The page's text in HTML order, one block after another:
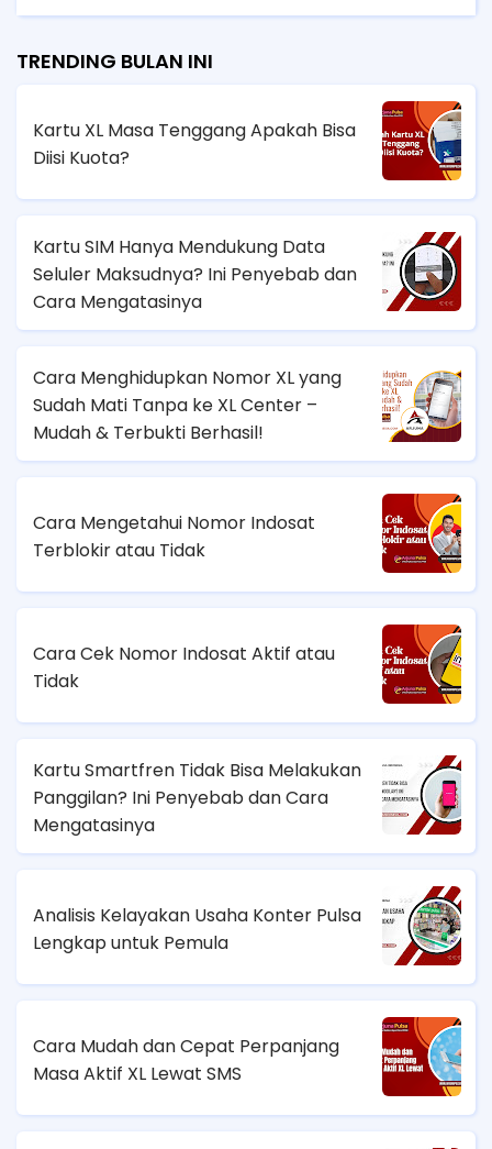
TRENDING BULAN INI
Kartu XL Masa Tenggang Apakah Bisa
Diisi Kuota?
Kartu SIM Hanya Mendukung Data
Seluler Maksudnya? Ini Penyebab dan
Cara Mengatasinya
Cara Menghidupkan Nomor XL yang
Sudah Mati Tanpa ke XL Center –
Mudah & Terbukti Berhasil!
Cara Mengetahui Nomor Indosat
Terblokir atau Tidak
Cara Cek Nomor Indosat Aktif atau
Tidak
Kartu Smartfren Tidak Bisa Melakukan
Panggilan? Ini Penyebab dan Cara
Mengatasinya
Analisis Kelayakan Usaha Konter Pulsa
Lengkap untuk Pemula
Cara Mudah dan Cepat Perpanjang
Masa Aktif XL Lewat SMS